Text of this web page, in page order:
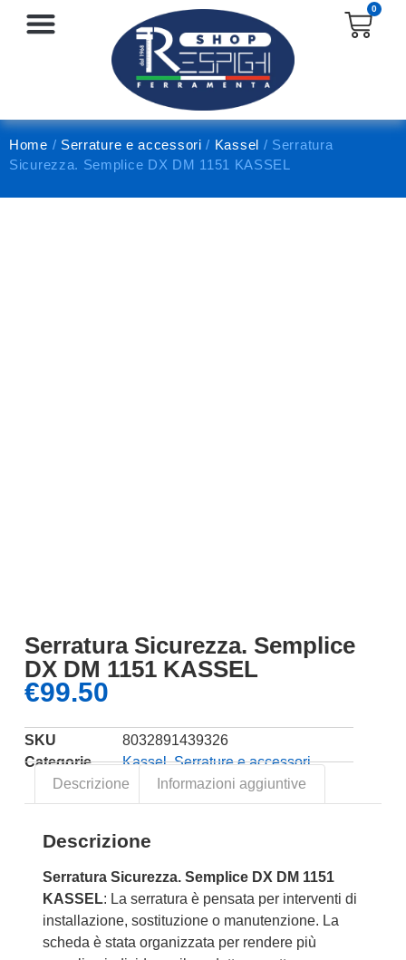
0
Home / Serrature e accessori / Kassel / Serratura
Sicurezza. Semplice DX DM 1151 KASSEL
Serratura Sicurezza. Semplice
DX DM 1151 KASSEL
€99.50
SKU
8032891439326
Categorie
Kassel,Serrature e accessori
Descrizione
Informazioni aggiuntive
Descrizione
Serratura Sicurezza. Semplice DX DM 1151
KASSEL: La serratura è pensata per interventi di
installazione, sostituzione o manutenzione. La
scheda è stata organizzata per rendere più